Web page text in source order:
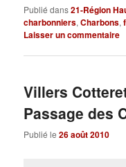
Publié dans21-Région
charbonniers,Charbons,
Laisser un commentaire
Villers
Passage des
Publié le26 août 2010